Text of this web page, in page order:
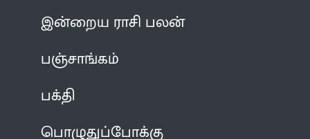
இன்றைய ராசி பலன்
பஞ்சாங்கம்
பக்தி
பொழுதுப்போக்கு